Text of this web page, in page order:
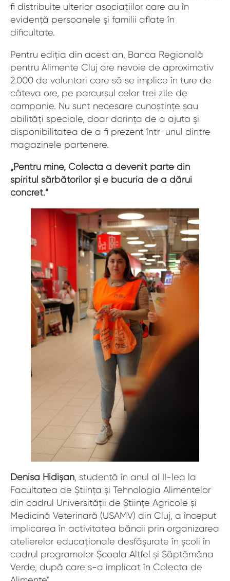
fi distribuite ulterior asociațiilor care au în
evidență persoanele și familii aflate în
dificultate.
Pentru ediția din acest an, Banca Regională
pentru Alimente Cluj are nevoie de aproximativ
2.000 de voluntari care să se implice în ture de
câteva ore, pe parcursul celor trei zile de
campanie. Nu sunt necesare cunoștințe sau
abilități speciale, doar dorința de a ajuta și
disponibilitatea de a fi prezent într-unul dintre
magazinele partenere.
„Pentru mine, Colecta a devenit parte din
spiritul sărbătorilor și e bucuria de a dărui
concret.”
Denisa Hidișan, studentă în anul al II-lea la
Facultatea de Știința și Tehnologia Alimentelor
din cadrul Universității de Științe Agricole și
Medicină Veterinară (USAMV) din Cluj, a început
implicarea în activitatea băncii prin organizarea
atelierelor educaționale desfășurate în școli în
cadrul programelor Școala Altfel și Săptămâna
Verde, după care s-a implicat în Colecta de